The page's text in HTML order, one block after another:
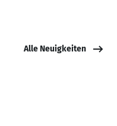
Alle Neuigkeiten